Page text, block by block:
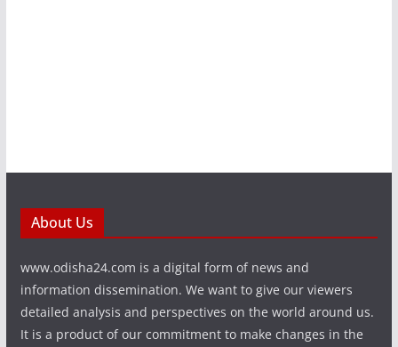
About Us
www.odisha24.com is a digital form of news and
information dissemination. We want to give our viewers
detailed analysis and perspectives on the world around us.
It is a product of our commitment to make changes in the